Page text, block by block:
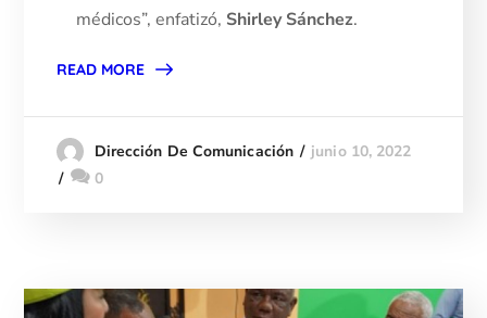
médicos”, enfatizó, Shirley Sánchez.
READ MORE
Dirección De Comunicación
junio 10, 2022
0